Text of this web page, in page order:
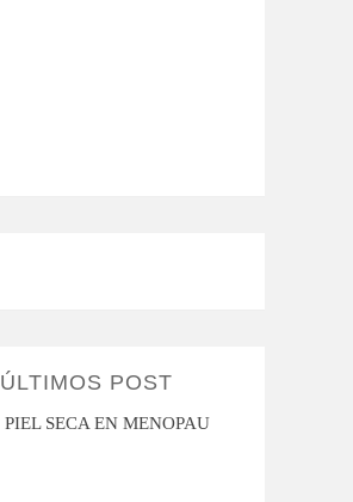
ÚLTIMOS POST
PIEL SECA EN MENOPAUSIA